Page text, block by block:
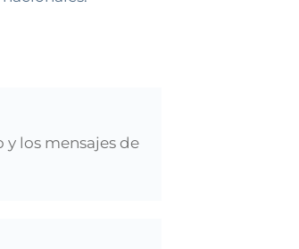
los mensajes de